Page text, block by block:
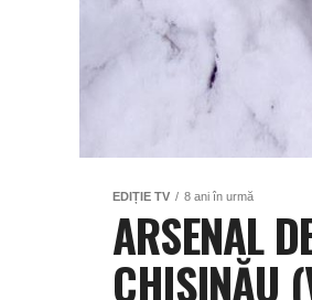
EDIȚIE TV 8 ani în urmă
ARSENAL
CHIȘINĂU